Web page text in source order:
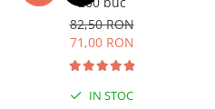
82,50 RON
71,00 RON
IN STOC